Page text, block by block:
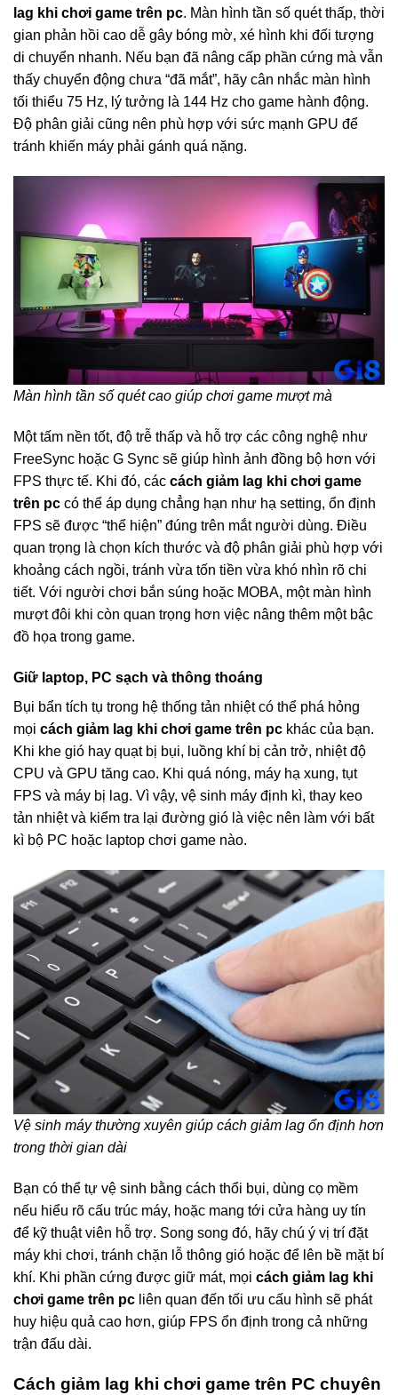
lag khi chơi game trên pc. Màn hình tần số quét thấp, thời
gian phản hồi cao dễ gây bóng mờ, xé hình khi đối tượng
di chuyển nhanh. Nếu bạn đã nâng cấp phần cứng mà vẫn
thấy chuyển động chưa “đã mắt”, hãy cân nhắc màn hình
tối thiểu 75 Hz, lý tưởng là 144 Hz cho game hành động.
Độ phân giải cũng nên phù hợp với sức mạnh GPU để
tránh khiến máy phải gánh quá nặng.
Màn hình tần số quét cao giúp chơi game mượt mà
Một tấm nền tốt, độ trễ thấp và hỗ trợ các công nghệ như
FreeSync hoặc G Sync sẽ giúp hình ảnh đồng bộ hơn với
FPS thực tế. Khi đó, các cách giảm lag khi chơi game
trên pc có thể áp dụng chẳng hạn như hạ setting, ổn định
FPS sẽ được “thể hiện” đúng trên mắt người dùng. Điều
quan trọng là chọn kích thước và độ phân giải phù hợp với
khoảng cách ngồi, tránh vừa tốn tiền vừa khó nhìn rõ chi
tiết. Với người chơi bắn súng hoặc MOBA, một màn hình
mượt đôi khi còn quan trọng hơn việc nâng thêm một bậc
đồ họa trong game.
Giữ laptop, PC sạch và thông thoáng
Bụi bẩn tích tụ trong hệ thống tản nhiệt có thể phá hỏng
mọi cách giảm lag khi chơi game trên pc khác của bạn.
Khi khe gió hay quạt bị bụi, luồng khí bị cản trở, nhiệt độ
CPU và GPU tăng cao. Khi quá nóng, máy hạ xung, tụt
FPS và máy bị lag. Vì vậy, vệ sinh máy định kì, thay keo
tản nhiệt và kiểm tra lại đường gió là việc nên làm với bất
kì bộ PC hoặc laptop chơi game nào.
Vệ sinh máy thường xuyên giúp cách giảm lag ổn định hơn
trong thời gian dài
Bạn có thể tự vệ sinh bằng cách thổi bụi, dùng cọ mềm
nếu hiểu rõ cấu trúc máy, hoặc mang tới cửa hàng uy tín
để kỹ thuật viên hỗ trợ. Song song đó, hãy chú ý vị trí đặt
máy khi chơi, tránh chặn lỗ thông gió hoặc để lên bề mặt bí
khí. Khi phần cứng được giữ mát, mọi cách giảm lag khi
chơi game trên pc liên quan đến tối ưu cấu hình sẽ phát
huy hiệu quả cao hơn, giúp FPS ổn định trong cả những
trận đấu dài.
Cách giảm lag khi chơi game trên PC chuyên